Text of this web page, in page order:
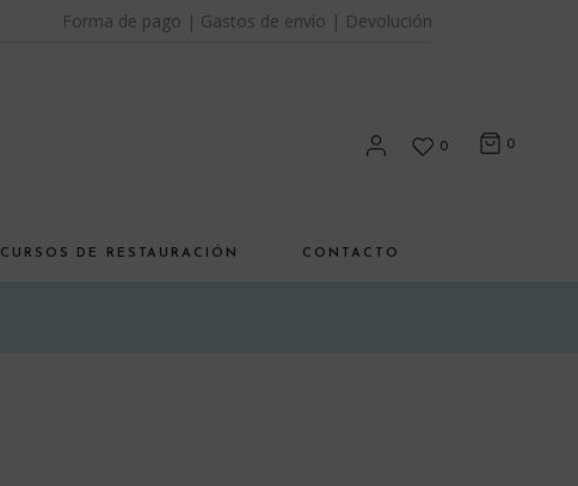
Forma de pago | Gastos de envío | Devolución
0 0
CURSOS DE RESTAURACIÓN CONTACTO